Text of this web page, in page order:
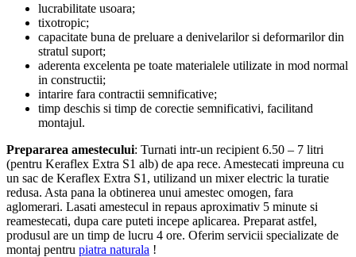
lucrabilitate usoara;
tixotropic;
capacitate buna de preluare a denivelarilor si deformarilor din
stratul suport;
aderenta excelenta pe toate materialele utilizate in mod normal
in constructii;
intarire fara contractii semnificative;
timp deschis si timp de corectie semnificativi, facilitand
montajul.
Prepararea amestecului: Turnati intr-un recipient 6.50 – 7 litri
(pentru Keraflex Extra S1 alb) de apa rece. Amestecati impreuna cu
un sac de Keraflex Extra S1, utilizand un mixer electric la turatie
redusa. Asta pana la obtinerea unui amestec omogen, fara
aglomerari. Lasati amestecul in repaus aproximativ 5 minute si
reamestecati, dupa care puteti incepe aplicarea. Preparat astfel,
produsul are un timp de lucru 4 ore. Oferim servicii specializate de
montaj pentru piatra naturala !